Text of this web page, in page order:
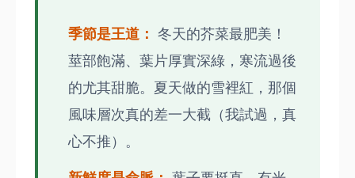
季節是王道： 冬天的芥菜最肥美！
莖部飽滿、葉片厚實深綠，寒流過後
的尤其甜脆。夏天做的雪裡紅，那個
風味層次真的差一大截（我試過，真
心不推）。